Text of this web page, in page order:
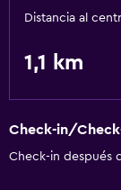
Distancia al
1,1 km
Check-in/
Check-in después